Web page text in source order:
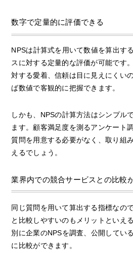
数字で定量的に評価できる
NPSは計算式を用いて数値を算出す
スに対する定量的な評価が可能です
対する愛着、信頼は目に見えにくい
ば数値で客観的に把握できます。
しかも、NPSの計算方法はシンプル
ます。顧客満足度を測るアンケート
質問を用意する必要がなく、取り組
えるでしょう。
業界内での競合サービスとの比較
同じ質問を用いて算出する指標なの
と比較しやすいのもメリットといえ
別に企業のNPSを調査、公開してい
に比較ができます。